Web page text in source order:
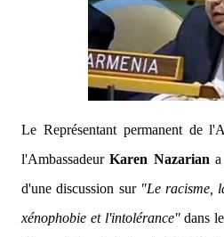
Le Représentant permanent de
l'AmbassadeurKaren Nazarian
d'une discussion sur "Le racisme,
xénophobie et l'intolérance"dans